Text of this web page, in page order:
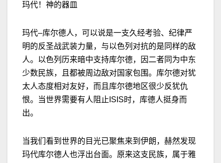
玛代！神的器皿
玛代–库尔德人，可以说是一支久经考验、纪律严
明的反圣战武装力量，与以色列对抗的是同样的敌
人。以色列历来暗中支持库尔德，因二者同为中东
少数民族，且都被周边敌对国家包围。库尔德对犹
太人态度相对友好，而且库尔德地区很少反犹仇
恨。当世界需要有人阻止 ISIS时，库德人挺身而
出。
当我们看到世界的目光已聚焦来到伊朗，赫然发现
玛代库尔德人也浮出台面。原来这支民族，属于雅